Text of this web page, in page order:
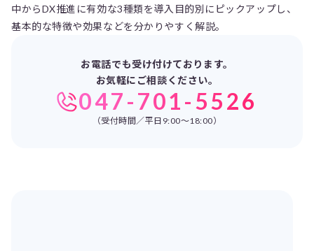
中からDX推進に有効な3種類を導入目的別にピックアップし、
基本的な特徴や効果などを分かりやすく解説。
お電話でも受け付けております。
お気軽にご相談ください。
047-701-5526
（受付時間／平日9:00～18:00）